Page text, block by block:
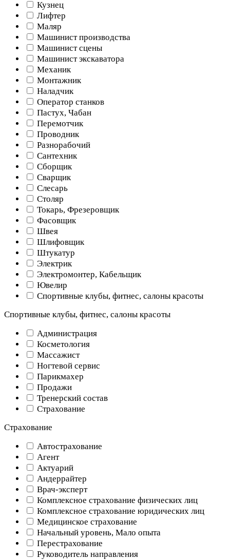
Кузнец
Лифтер
Маляр
Машинист производства
Машинист сцены
Машинист экскаватора
Механик
Монтажник
Наладчик
Оператор станков
Пастух, Чабан
Перемотчик
Проводник
Разнорабочий
Сантехник
Сборщик
Сварщик
Слесарь
Столяр
Токарь, Фрезеровщик
Фасовщик
Швея
Шлифовщик
Штукатур
Электрик
Электромонтер, Кабельщик
Ювелир
Спортивные клубы, фитнес, салоны красоты
Спортивные клубы, фитнес, салоны красоты
Администрация
Косметология
Массажист
Ногтевой сервис
Парикмахер
Продажи
Тренерский состав
Страхование
Страхование
Автострахование
Агент
Актуарий
Андеррайтер
Врач-эксперт
Комплексное страхование физических лиц
Комплексное страхование юридических лиц
Медицинское страхование
Начальный уровень, Мало опыта
Перестрахование
Руководитель направления